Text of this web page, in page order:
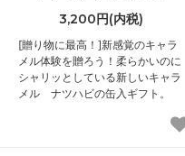
3,200円(内税)
[贈り物に最高！]新感覚のキャラ
メル体験を贈ろう！柔らかいのに
シャリッとしている新しいキャラ
メル ナツハビの缶入ギフト。